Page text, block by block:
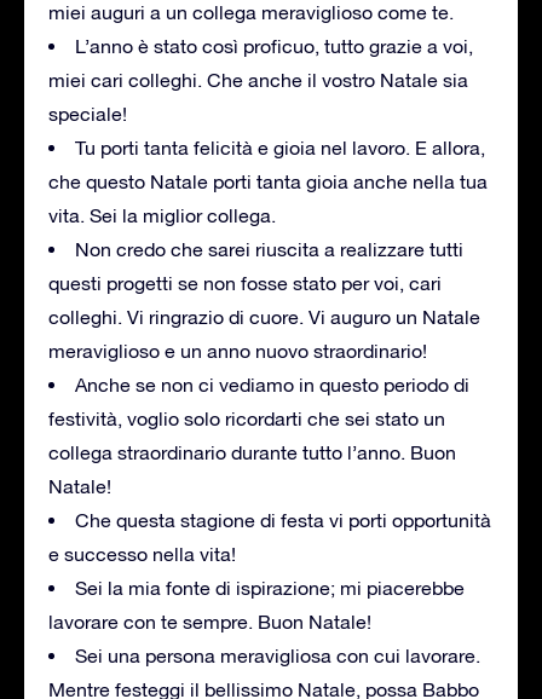
miei auguri a un collega meraviglioso come te.
L’anno è stato così proficuo, tutto grazie a voi,
miei cari colleghi. Che anche il vostro Natale sia
speciale!
Tu porti tanta felicità e gioia nel lavoro. E allora,
che questo Natale porti tanta gioia anche nella tua
vita. Sei la miglior collega.
Non credo che sarei riuscita a realizzare tutti
questi progetti se non fosse stato per voi, cari
colleghi. Vi ringrazio di cuore. Vi auguro un Natale
meraviglioso e un anno nuovo straordinario!
Anche se non ci vediamo in questo periodo di
festività, voglio solo ricordarti che sei stato un
collega straordinario durante tutto l’anno. Buon
Natale!
Che questa stagione di festa vi porti opportunità
e successo nella vita!
Sei la mia fonte di ispirazione; mi piacerebbe
lavorare con te sempre. Buon Natale!
Sei una persona meravigliosa con cui lavorare.
Mentre festeggi il bellissimo Natale, possa Babbo